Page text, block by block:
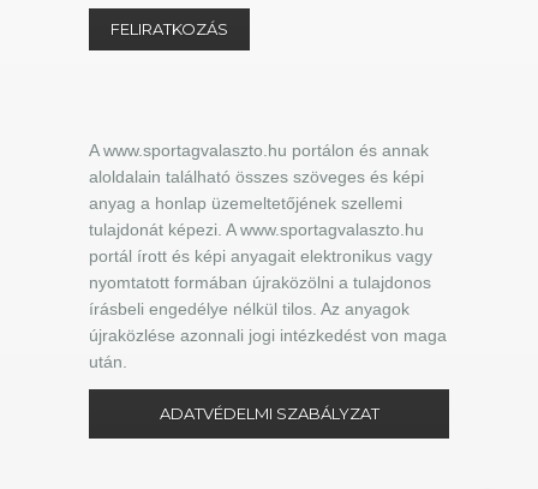
A www.sportagvalaszto.hu portálon és annak
aloldalain található összes szöveges és képi
anyag a honlap üzemeltetőjének szellemi
tulajdonát képezi. A www.sportagvalaszto.hu
portál írott és képi anyagait elektronikus vagy
nyomtatott formában újraközölni a tulajdonos
írásbeli engedélye nélkül tilos. Az anyagok
újraközlése azonnali jogi intézkedést von maga
után.
ADATVÉDELMI SZABÁLYZAT